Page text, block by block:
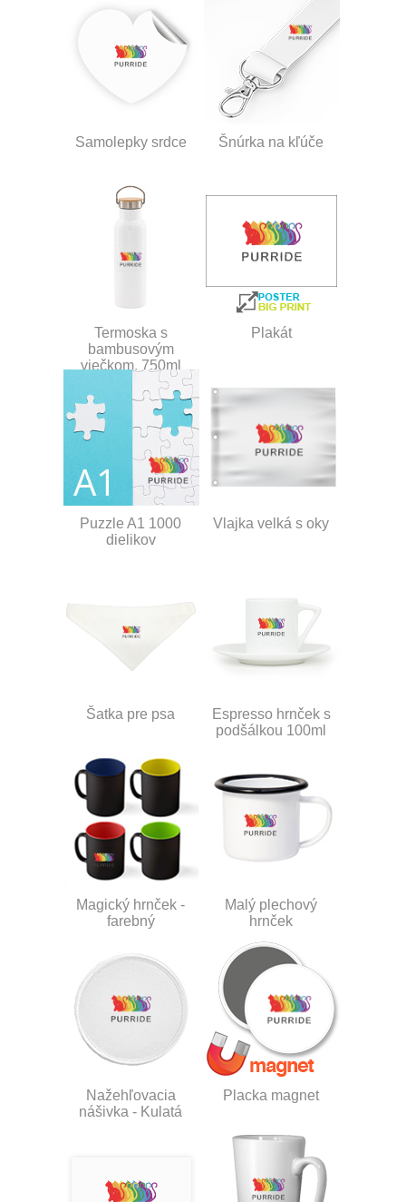
Samolepky srdce Šnúrka na kľúče
Termoska s
bambusovým
viečkom, 750ml
Plakát
Puzzle A1 1000
dielikov
Vlajka velká s oky
Šatka pre psa
Espresso hrnček s
podšálkou 100ml
Magický hrnček -
farebný
Malý plechový
hrnček
Nažehľovacia
nášivka - Kulatá
Placka magnet